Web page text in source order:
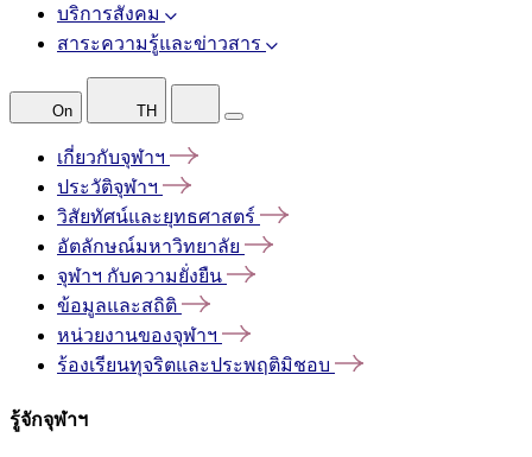
บริการสังคม
สาระความรู้และข่าวสาร
On TH
เกี่ยวกับจุฬาฯ
ประวัติจุฬาฯ
วิสัยทัศน์และยุทธศาสตร์
อัตลักษณ์มหาวิทยาลัย
จุฬาฯ กับความยั่งยืน
ข้อมูลและสถิติ
หน่วยงานของจุฬาฯ
ร้องเรียนทุจริตและประพฤติมิชอบ
รู้จักจุฬาฯ